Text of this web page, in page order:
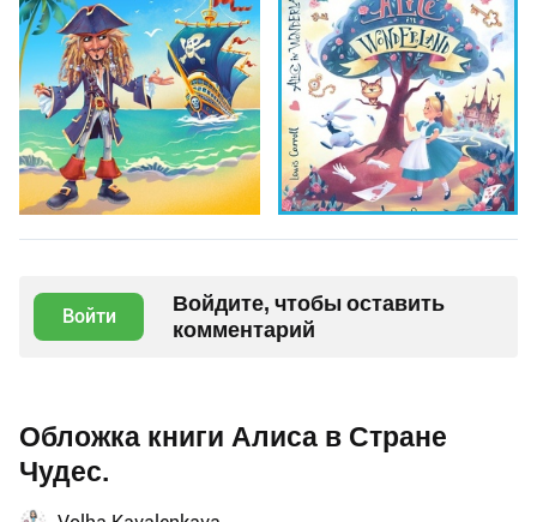
Войти
Войдите, чтобы оставить
комментарий
Обложка книги Алиса в Стране
Чудес.